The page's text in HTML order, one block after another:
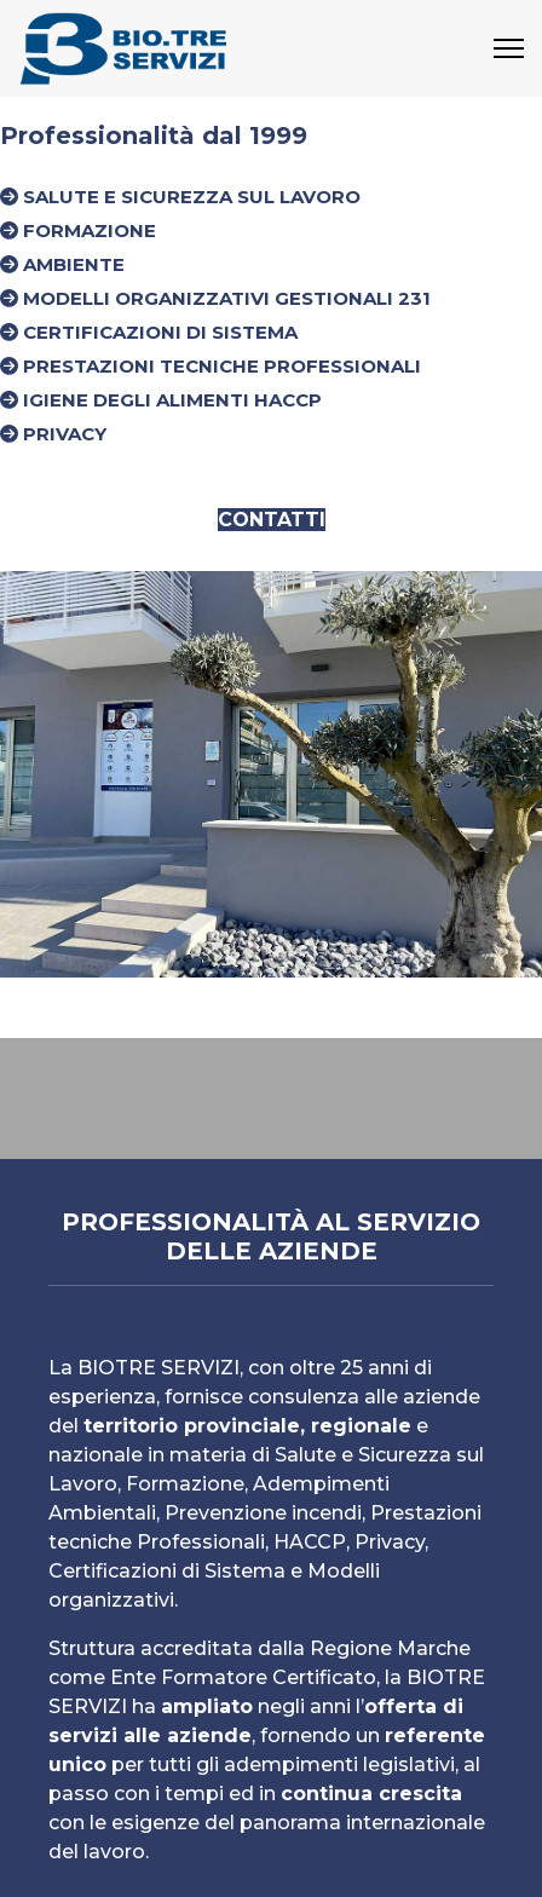
Professionalità dal 1999
SALUTE E SICUREZZA SUL LAVORO
FORMAZIONE
AMBIENTE
MODELLI ORGANIZZATIVI GESTIONALI 231
CERTIFICAZIONI DI SISTEMA
PRESTAZIONI TECNICHE PROFESSIONALI
IGIENE DEGLI ALIMENTI HACCP
PRIVACY
CONTATTI
PROFESSIONALITÀ AL SERVIZIO
DELLE AZIENDE
La BIOTRE SERVIZI, con oltre 25 anni di
esperienza, fornisce consulenza alle aziende
del territorio provinciale, regionale e
nazionale in materia di Salute e Sicurezza sul
Lavoro, Formazione, Adempimenti
Ambientali, Prevenzione incendi, Prestazioni
tecniche Professionali, HACCP, Privacy,
Certificazioni di Sistema e Modelli
organizzativi.
Struttura accreditata dalla Regione Marche
come Ente Formatore Certificato, la BIOTRE
SERVIZI ha ampliato negli anni l’offerta di
servizi alle aziende, fornendo un referente
unico per tutti gli adempimenti legislativi, al
passo con i tempi ed in continua crescita
con le esigenze del panorama internazionale
del lavoro.